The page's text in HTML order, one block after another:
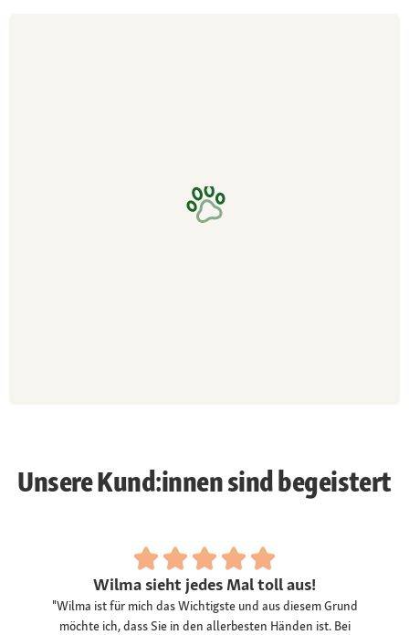
Unsere Kund:innen sind begeistert
Wilma sieht jedes Mal toll aus!
"Wilma ist für mich das Wichtigste und aus diesem Grund
möchte ich, dass Sie in den allerbesten Händen ist. Bei